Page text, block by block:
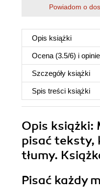
Powiadom o
Opis książki
Ocena (3.5/6) i
Szczegóły książki
Spis treści książki
Opis książki:
pisać teksty,
tłumy.
Pisać każdy